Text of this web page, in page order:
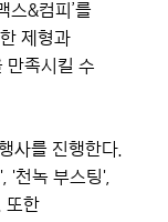
스&컴피’를
제형과
만족시킬 수
사를 진행한다.
'천녹 부스팅',
또한